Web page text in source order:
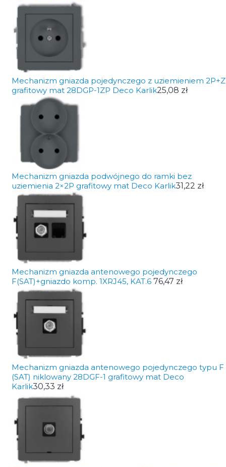
Mechanizm gniazda pojedynczego z uziemieniem 2P+Z
grafitowy mat 28DGP-1ZP Deco Karlik25,08 zł
Mechanizm gniazda podwójnego do ramki bez
uziemienia 2×2P grafitowy mat Deco Karlik31,22 zł
Mechanizm gniazda antenowego pojedynczego
F(SAT)+gniazdo komp. 1XRJ45, KAT.6 76,47 zł
Mechanizm gniazda antenowego pojedynczego typu F
(SAT) niklowany 28DGF-1 grafitowy mat Deco
Karlik30,33 zł